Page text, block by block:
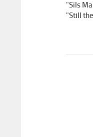
"Sils
"Still